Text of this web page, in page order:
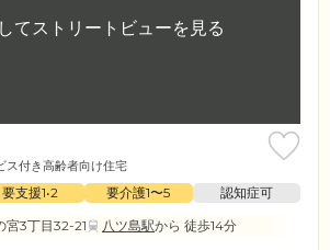
ス付き高齢者向け住宅
要支援1•2 要介護1〜5
認知症可
宮3丁目32-21
八ツ島駅から 徒歩14分